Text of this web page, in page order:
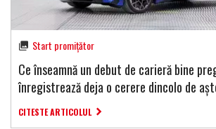
Start promițător
Ce înseamnă un debut de carieră bine
înregistrează deja o cerere dincolo de
CITESTE ARTICOLUL